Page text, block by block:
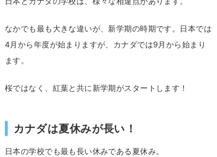
なかでも最も大きな違いが、新学期の時期です。日本では
4月から年度が始まりますが、カナダでは9月から始まり
ます。
桜ではなく、紅葉と共に新学期がスタートします！
カナダは夏休みが長い！
日本の学校でも最も長い休みである夏休み。